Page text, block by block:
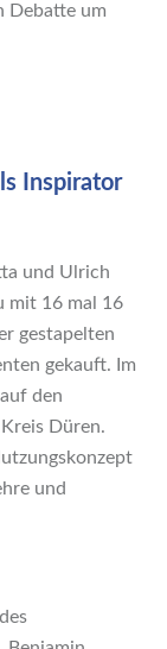
Debatte um
Inspirator
und Ulrich
mit 16 mal 16
gestapelten
gekauft. Im
den
Düren.
und